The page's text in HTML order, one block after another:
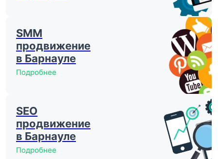
SMM
продвижение
в Барнауле
Подробнее
SEO
продвижение
в Барнауле
Подробнее